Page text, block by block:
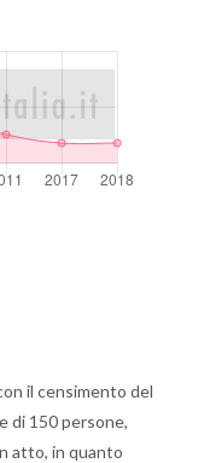
il censimento del
di 150 persone,
atto, in quanto